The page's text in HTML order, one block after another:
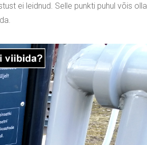
ei leidnud. Selle punkti puhul võis olla